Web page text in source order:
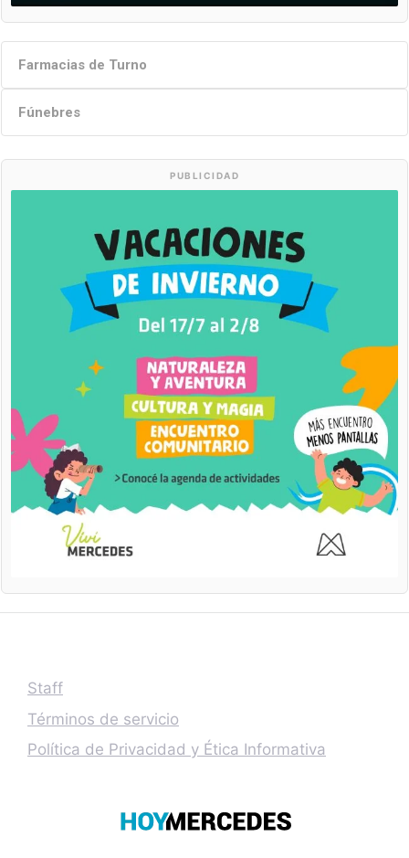
Farmacias de Turno
Fúnebres
PUBLICIDAD
Staff
Términos de servicio
Política de Privacidad y Ética Informativa